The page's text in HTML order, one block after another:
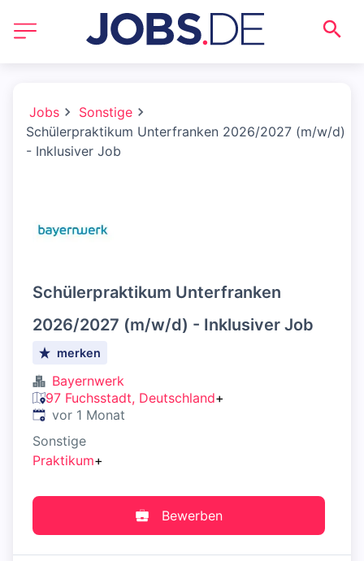
Jobs
Sonstige
Schülerpraktikum Unterfranken 2026/2027 (m/w/d)
- Inklusiver Job
Schülerpraktikum Unterfranken
2026/2027 (m/w/d) - Inklusiver Job
merken
Bayernwerk
97 Fuchsstadt, Deutschland+
Veröffentlicht:
vor 1 Monat
Sonstige
Praktikum+
Bewerben